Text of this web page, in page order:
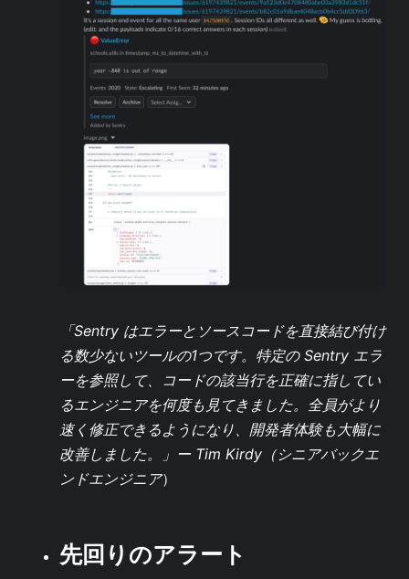
「Sentry はエラーとソースコードを直接結び付け
る数少ないツールの1つです。特定の Sentry エラ
ーを参照して、コードの該当行を正確に指してい
るエンジニアを何度も見てきました。全員がより
速く修正できるようになり、開発者体験も大幅に
改善しました。」ー Tim Kirdy（シニアバックエ
ンドエンジニア）
先回りのアラート